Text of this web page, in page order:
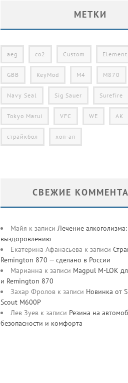
МЕТКИ
aeg co2 Custom Element
GBB KeyMod M4 M870
Navy Seal Sig Sauer Surefire
Tokyo Marui VFC WE АК
страйкбол хоп-ап
СВЕЖИЕ
Майя к записи Лечение
выздоровлению
Екатерина Афанасьева к записи
Remington 870 — сделано в России
Марианна к записи Magpul M-LOK
и Remington 870
Захар Фролов к записи Новинка от
Scout M600P
Лев Зуев к записи Резина на
безопасности и комфорта